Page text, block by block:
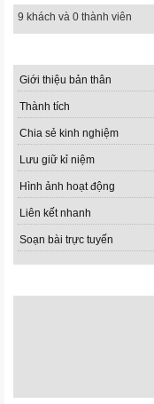
9 khách và 0 thành viên
Giới thiệu bản thân
Thành tích
Chia sẻ kinh nghiệm
Lưu giữ kỉ niệm
Hình ảnh hoạt động
Liên kết nhanh
Soạn bài trực tuyến